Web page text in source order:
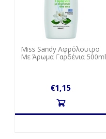
Miss Sandy Aφρόλουτρο
Mε Άρωμα Γαρδένια 500ml
€1,15